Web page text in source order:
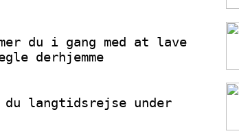
du i gang med at lave
derhjemme
du langtidsrejse under